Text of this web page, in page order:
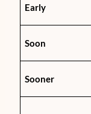
Early
Soon
Sooner